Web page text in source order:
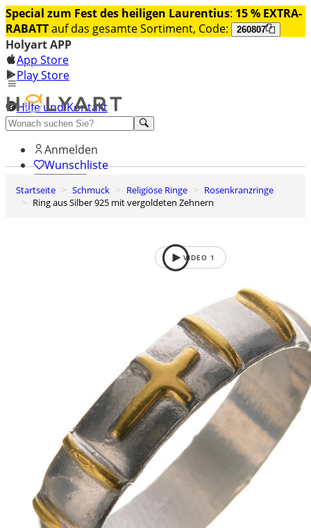
Special zum Fest des heiligen Laurentius: 15 % EXTRA-
RABATTauf das gesamte Sortiment, Code: 260807
Holyart APP
App Store
Play Store
Hilfe und Kontakt
Entdecken Sie Premium
Anmelden
Wunschliste
0
Warenkorb
Startseite Schmuck Religiöse Ringe
Rosenkranzringe
Ring aus Silber 925 mit vergoldeten Zehnern
VIDEO 1